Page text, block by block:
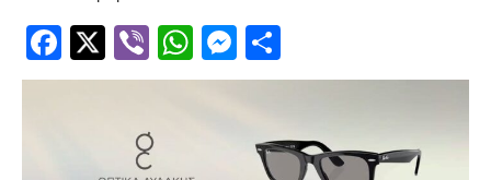
Facebook
Twitter
ViberWhatsApp
Messenger